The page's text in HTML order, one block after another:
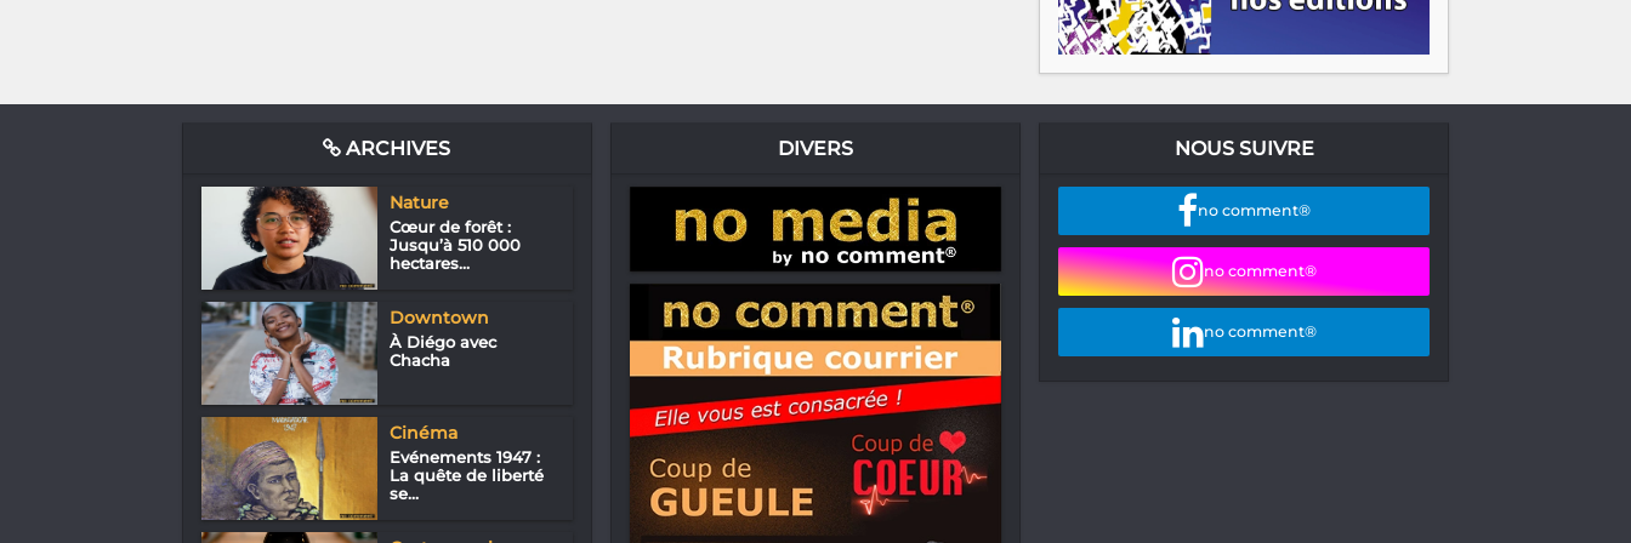
ARCHIVES
Nature
Cœur de forêt :
Jusqu’à 510 000
hectares...
Downtown
À Diégo avec
Chacha
Cinéma
Evénements 1947 :
La quête de liberté
se...
DIVERS NOUS SUIVRE
no comment®
no comment®
no comment®